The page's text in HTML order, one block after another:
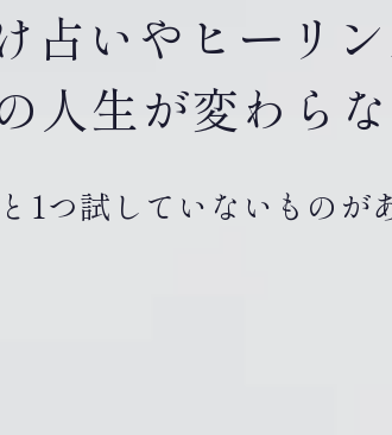
占いやヒーリン
人生が変わら
1つ試していないものが